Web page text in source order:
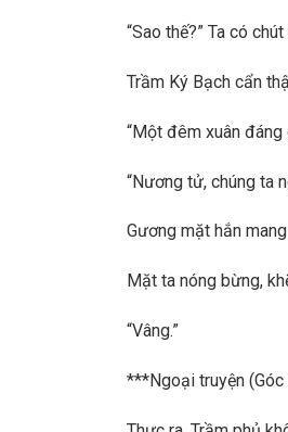
“Sao thế?” Ta có
Trầm Ký Bạch cẩn
“Một đêm xuân đáng
“Nương tử, chúng ta
Gương mặt hắn
Mặt ta nóng bừng,
“Vâng.”
***Ngoại truyện (Góc